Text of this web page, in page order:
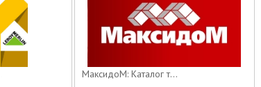
МаксидоМ: Каталог т...